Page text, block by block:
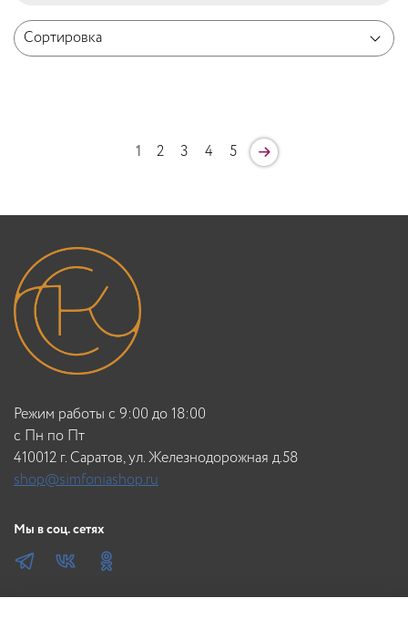
1 2 3 4 5
Режим работы с 9:00 до 18:00
c Пн по Пт
410012 г. Саратов, ул. Железнодорожная д.58
shop@simfoniashop.ru
Мы в соц. сетях